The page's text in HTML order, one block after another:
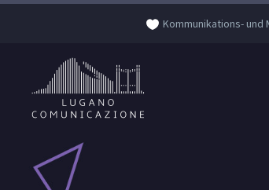
Kommunikations- und